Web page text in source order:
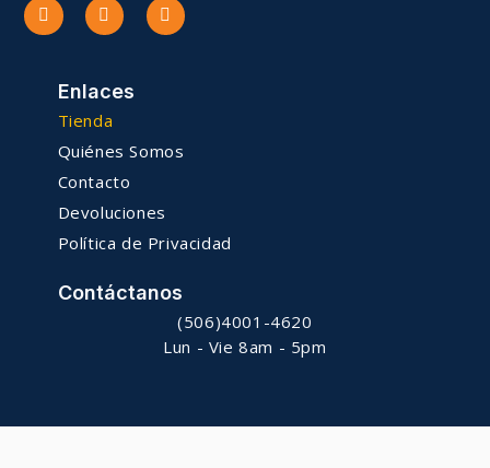
Enlaces
Tienda
Quiénes Somos
Contacto
Devoluciones
Política de Privacidad
Contáctanos
(506)4001-4620
Lun - Vie 8am - 5pm